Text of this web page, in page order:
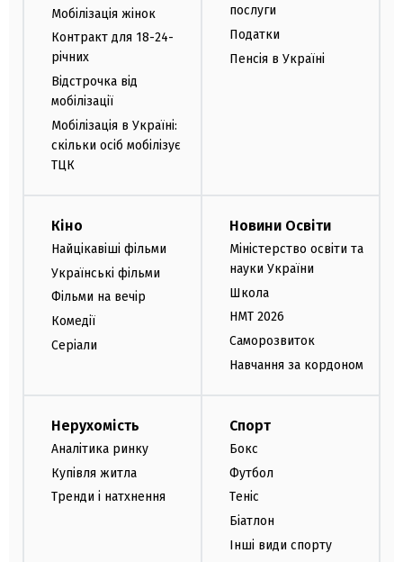
Мобілізація жінок
Контракт для 18-24-
річних
Відстрочка від
мобілізації
Мобілізація в Україні:
скільки осіб мобілізує
ТЦК
послуги
Податки
Пенсія в Україні
Кіно
Найцікавіші фільми
Українські фільми
Фільми на вечір
Комедії
Серіали
Новини Освіти
Міністерство освіти та
науки України
Школа
НМТ 2026
Саморозвиток
Навчання за кордоном
Нерухомість
Аналітика ринку
Купівля житла
Тренди і натхнення
Спорт
Бокс
Футбол
Теніс
Біатлон
Інші види спорту